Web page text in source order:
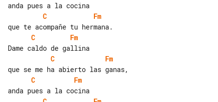
C
Fm
C
Fm
C
Fm
C
Fm